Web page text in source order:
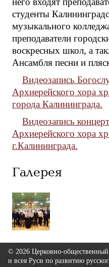
студенты
музыкального
преподаватели
воскресных школ, а
Ансамбля песни и
Видеозапись
Архиерейского хора
города Калининграда.
Видеозапись
Архиерейского хора
г.Калининграда.
Галерея
© 2026 Церковно-
и всея Руси по развитию